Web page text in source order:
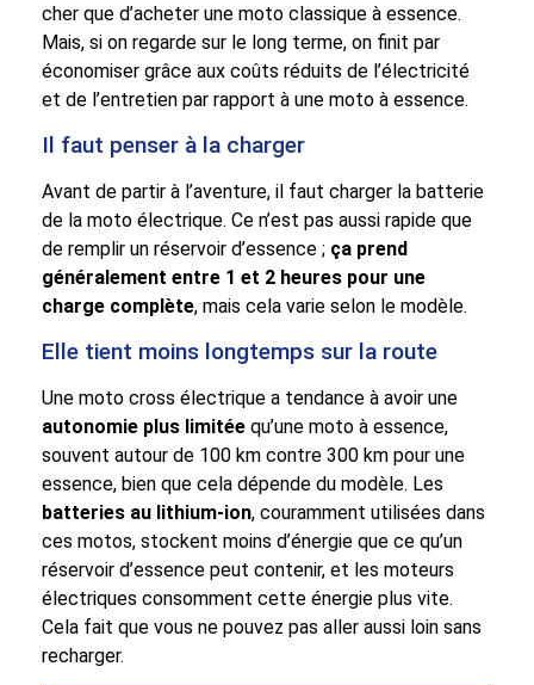
cher que d’acheter une moto classique à essence.
Mais, si on regarde sur le long terme, on finit par
économiser grâce aux coûts réduits de l’électricité
et de l’entretien par rapport à une moto à essence.
Il faut penser à la charger
Avant de partir à l’aventure, il faut charger la batterie
de la moto électrique. Ce n’est pas aussi rapide que
de remplir un réservoir d’essence ; ça prend
généralement entre 1 et 2 heures pour une
charge complète, mais cela varie selon le modèle.
Elle tient moins longtemps sur la route
Une moto cross électrique a tendance à avoir une
autonomie plus limitée qu’une moto à essence,
souvent autour de 100 km contre 300 km pour une
essence, bien que cela dépende du modèle. Les
batteries au lithium-ion, couramment utilisées dans
ces motos, stockent moins d’énergie que ce qu’un
réservoir d’essence peut contenir, et les moteurs
électriques consomment cette énergie plus vite.
Cela fait que vous ne pouvez pas aller aussi loin sans
recharger.